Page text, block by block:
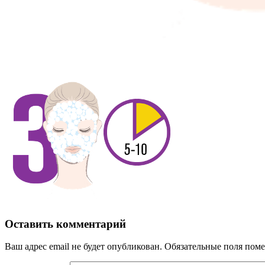
Оставить комментарий
Ваш адрес email не будет опубликован. Обязательные поля